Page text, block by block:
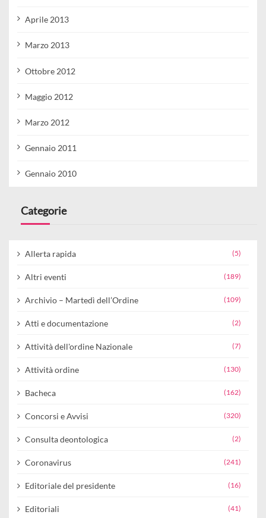
Aprile 2013
Marzo 2013
Ottobre 2012
Maggio 2012
Marzo 2012
Gennaio 2011
Gennaio 2010
Categorie
Allerta rapida (5)
Altri eventi (189)
Archivio – Martedì dell’Ordine (109)
Atti e documentazione (2)
Attività dell'ordine Nazionale (7)
Attività ordine (130)
Bacheca (162)
Concorsi e Avvisi (320)
Consulta deontologica (2)
Coronavirus (241)
Editoriale del presidente (16)
Editoriali (41)